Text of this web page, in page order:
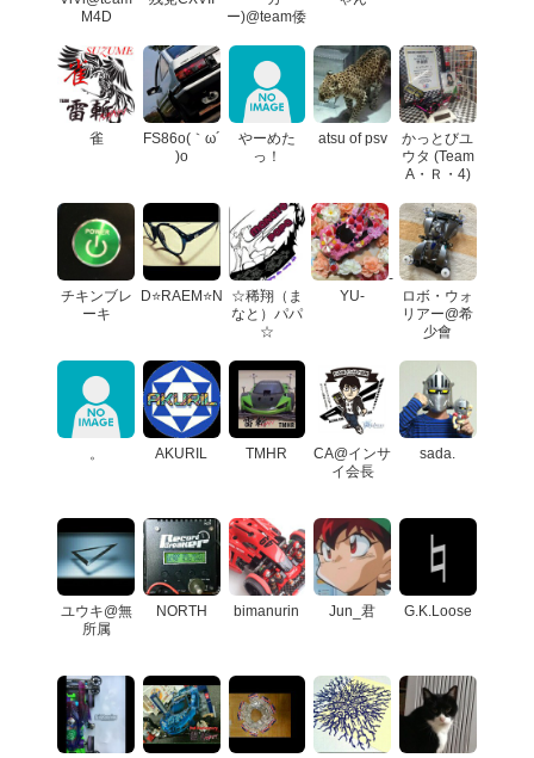
M4D
ー)@team倭
雀
FS86o(｀ω´
)o
やーめた
っ！
atsu of psv
かっとびユ
ウタ (Team
A・Ｒ・4)
チキンブレ
ーキ
D⭐RAEM⭐N
☆稀翔（ま
なと）パパ
☆
-
YU-
ロボ・ウォ
リアー@希
少會
。 AKURIL TMHR
CA@インサ
イ会長
sada.
ユウキ@無
所属
NORTH bimanurin Jun_君 G.K.Loose